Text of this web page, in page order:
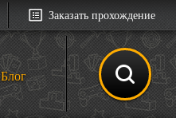
Заказать прохождение
Блог